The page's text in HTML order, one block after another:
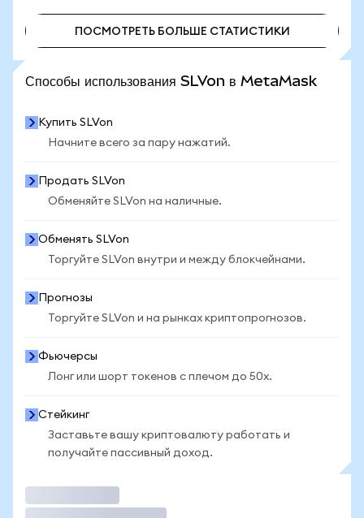
ПОСМОТРЕТЬ БОЛЬШЕ СТАТИСТИКИ
Способы использования SLVon в MetaMask
Купить SLVon
Начните всего за пару нажатий.
Продать SLVon
Обменяйте SLVon на наличные.
Обменять SLVon
Торгуйте SLVon внутри и между блокчейнами.
Прогнозы
Торгуйте SLVon и на рынках криптопрогнозов.
Фьючерсы
Лонг или шорт токенов с плечом до 50x.
Стейкинг
Заставьте вашу криптовалюту работать и
получайте пассивный доход.